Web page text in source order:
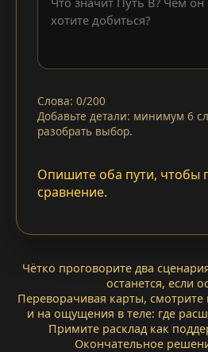
Слова: 0/200
Добавьте детали: минимум 6
разобрать выбор.
Опишите оба пути, чтобы
сравнение.
Чётко проговорите два
останется, если
Переворачивая карты,
и на ощущения в теле: где
Примите расклад как
Окончательное